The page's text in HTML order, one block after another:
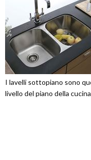
I lavelli sottopiano sono
livello del piano della